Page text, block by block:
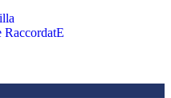
RaccordatE